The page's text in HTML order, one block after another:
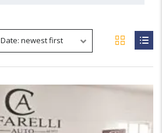
Date: newest first